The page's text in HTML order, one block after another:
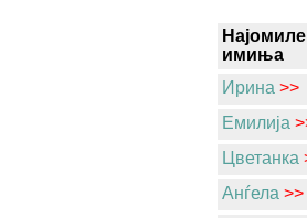
имиња
Ирина >>
Емилија
Цветанка
Анѓела >>